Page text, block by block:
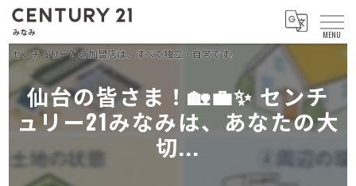
仙台の皆さま！🏡💼✨ センチ
ュリー21みなみは、あなたの大
切...